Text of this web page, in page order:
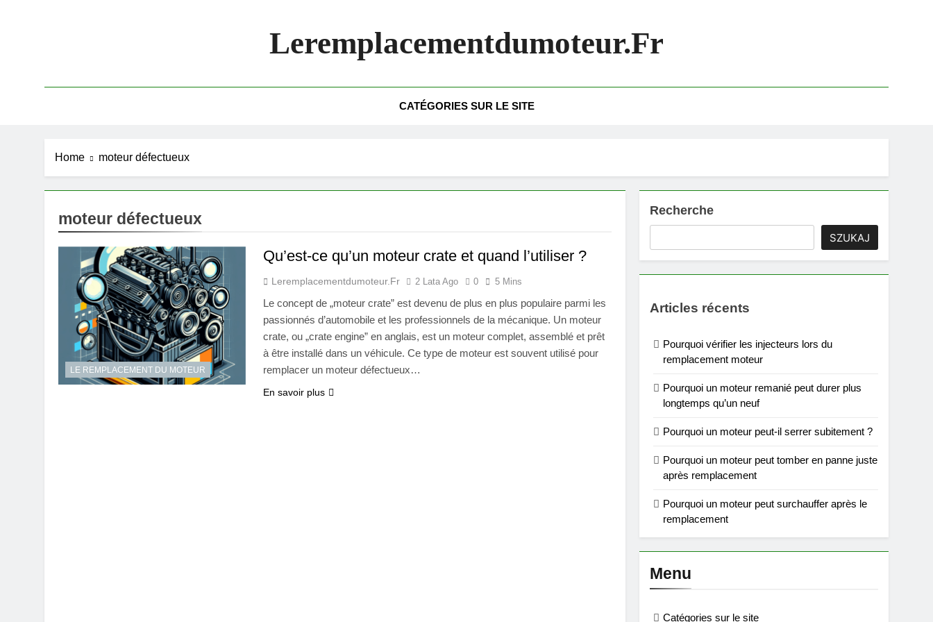
Leremplacementdumoteur.fr
CATÉGORIES SUR LE SITE
Home moteur défectueux
moteur défectueux
LE REMPLACEMENT DU MOTEUR
Qu’est-ce qu’un moteur crate et quand l’utiliser ?
Leremplacementdumoteur.fr 2 Lata Ago 0 5 Mins
Le concept de „moteur crate” est devenu de plus en plus populaire parmi les
passionnés d’automobile et les professionnels de la mécanique. Un moteur
crate, ou „crate engine” en anglais, est un moteur complet, assemblé et prêt
à être installé dans un véhicule. Ce type de moteur est souvent utilisé pour
remplacer un moteur défectueux…
En savoir plus
Recherche
SZUKAJ
Articles récents
Pourquoi vérifier les injecteurs lors du
remplacement moteur
Pourquoi un moteur remanié peut durer plus
longtemps qu’un neuf
Pourquoi un moteur peut-il serrer subitement ?
Pourquoi un moteur peut tomber en panne juste
après remplacement
Pourquoi un moteur peut surchauffer après le
remplacement
Menu
Catégories sur le site